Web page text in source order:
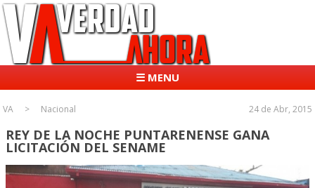
☰ MENU
VA Nacional 24 de Abr, 2015
REY DE LA NOCHE PUNTARENENSE GANA
LICITACIÓN DEL SENAME